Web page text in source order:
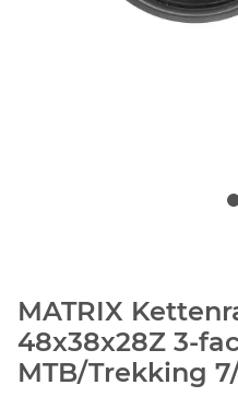
MATRIX
48x38x28Z 3-
MTB/Trekking